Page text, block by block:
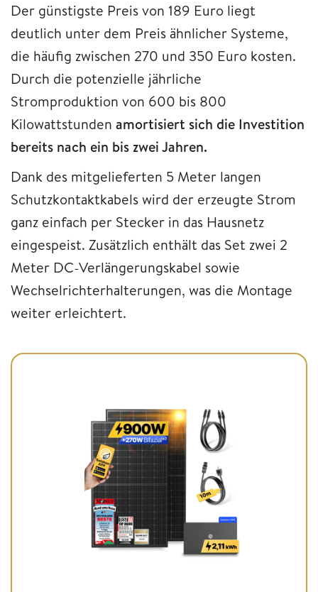
Der günstigste Preis von 189 Euro liegt
deutlich unter dem Preis ähnlicher Systeme,
die häufig zwischen 270 und 350 Euro kosten.
Durch die potenzielle jährliche
Stromproduktion von 600 bis 800
Kilowattstunden amortisiert sich die Investition
bereits nach ein bis zwei Jahren.
Dank des mitgelieferten 5 Meter langen
Schutzkontaktkabels wird der erzeugte Strom
ganz einfach per Stecker in das Hausnetz
eingespeist. Zusätzlich enthält das Set zwei 2
Meter DC-Verlängerungskabel sowie
Wechselrichterhalterungen, was die Montage
weiter erleichtert.